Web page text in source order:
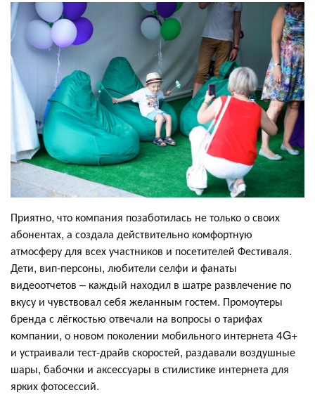
Приятно, что компания позаботилась не только о своих
абонентах, а создала действительно комфортную
атмосферу для всех участников и посетителей Фестиваля.
Дети, вип-персоны, любители селфи и фанаты
видеоотчетов – каждый находил в шатре развлечение по
вкусу и чувствовал себя желанным гостем. Промоутеры
бренда с лёгкостью отвечали на вопросы о тарифах
компании, о новом поколении мобильного интернета 4G+
и устраивали тест-драйв скоростей, раздавали воздушные
шары, бабочки и аксессуары в стилистике интернета для
ярких фотосессий.